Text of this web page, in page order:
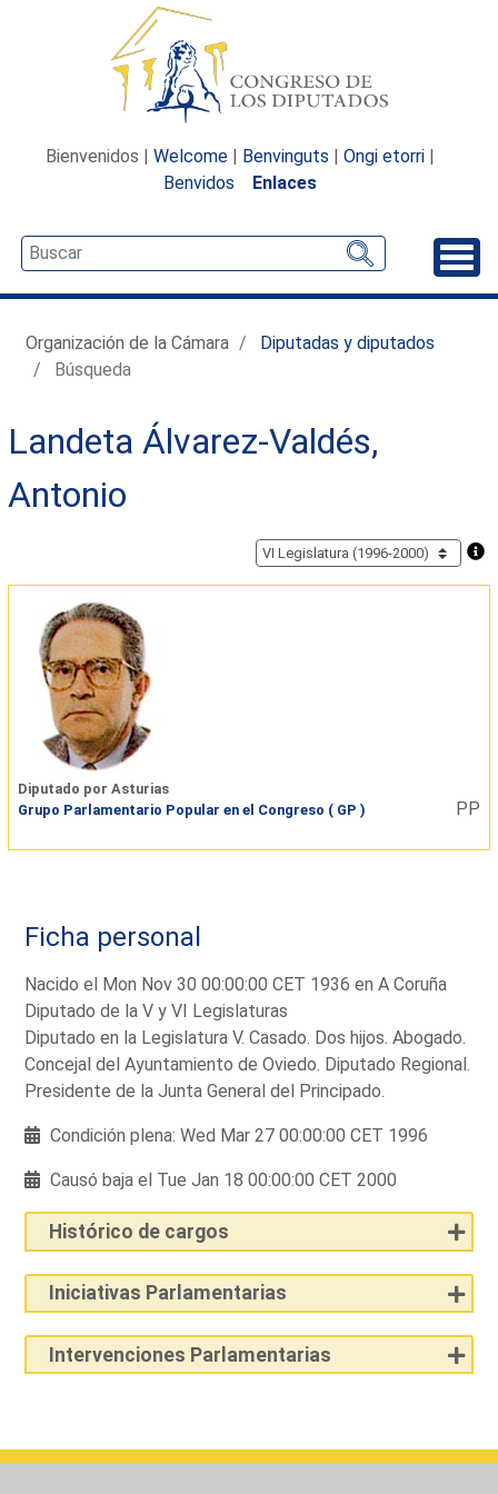
Bienvenidos | Welcome | Benvinguts | Ongi etorri |
Benvidos
Enlaces
Organización de la Cámara
Diputadas y diputados
Búsqueda
Landeta Álvarez-Valdés,
Antonio
Diputado por Asturias
Grupo Parlamentario Popular en el Congreso ( GP )
PP
Ficha personal
Nacido el Mon Nov 30 00:00:00 CET 1936 en A Coruña
Diputado de la V y VI Legislaturas
Diputado en la Legislatura V. Casado. Dos hijos. Abogado.
Concejal del Ayuntamiento de Oviedo. Diputado Regional.
Presidente de la Junta General del Principado.
Condición plena: Wed Mar 27 00:00:00 CET 1996
Causó baja el Tue Jan 18 00:00:00 CET 2000
Histórico de cargos
Iniciativas Parlamentarias
Intervenciones Parlamentarias